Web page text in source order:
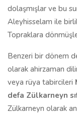
dolaşmışlar ve bu
Aleyhisselam ile
Topraklara
Benzeri bir dönem
olarak ahirzaman
veya rüya tabircileri
defa Zülkarneyn
Zülkarneyn olarak